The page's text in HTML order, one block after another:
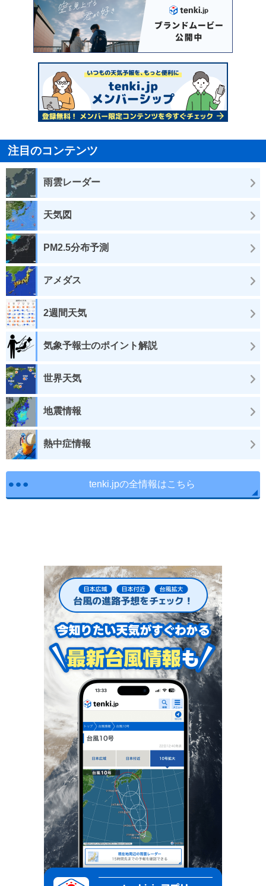
注目のコンテンツ
雨雲レーダー
天気図
PM2.5分布予測
アメダス
2週間天気
気象予報士のポイント解説
世界天気
地震情報
熱中症情報
tenki.jpの全情報はこちら